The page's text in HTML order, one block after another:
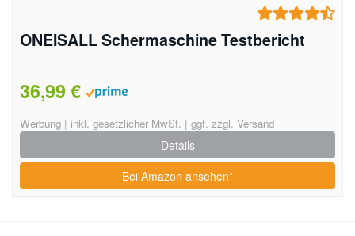
ONEISALL Schermaschine Testbericht
36,99 €
Werbung | inkl. gesetzlicher MwSt. | ggf. zzgl. Versand
Details
Bei Amazon ansehen*